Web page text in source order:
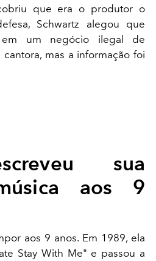
que era o produtor o
Schwartz alegou que
um negócio ilegal de
mas a informação foi
sua
aos 9
aos 9 anos. Em 1989, ela
Stay With Me" e passou a